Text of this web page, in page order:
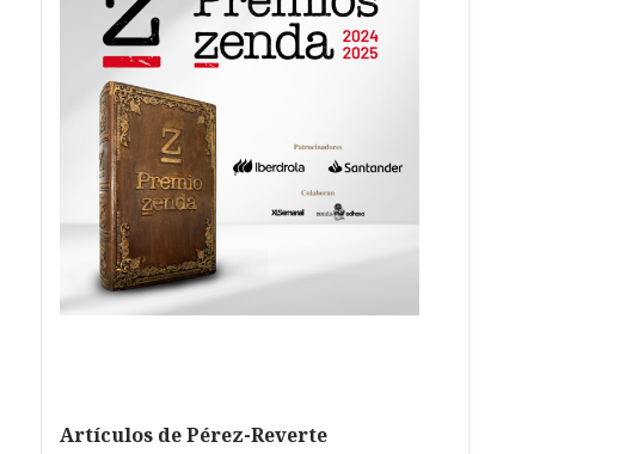
Artículos de Pérez-Reverte